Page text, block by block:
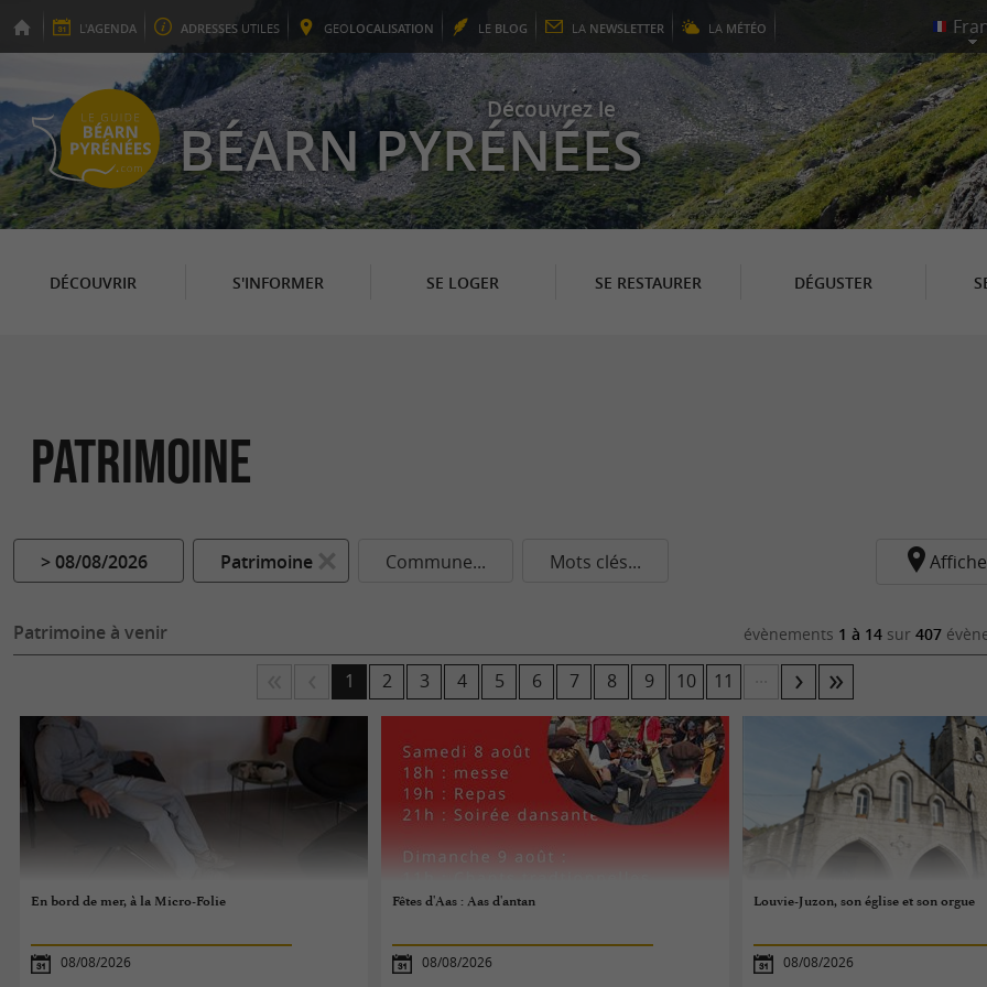
L'AGENDA ADRESSES UTILES GEOLOCALISATION LE BLOG LA NEWSLETTER LA MÉTÉO
Découvrez le
BÉARN PYRÉNÉES
DÉCOUVRIR S'INFORMER SE LOGER SE RESTAURER DÉGUSTER
Patrimoine
> 08/08/2026 Patrimoine Commune... Mots clés...
Patrimoine à venir évènements 1 à 14 sur 407
1 2 3 4 5 6 7 8 9 10 11
En bord de mer, à la Micro-Folie
08/08/2026
Fêtes d'Aas : Aas d'antan
08/08/2026
Louvie-Juzon, son église et son orgue
08/08/2026